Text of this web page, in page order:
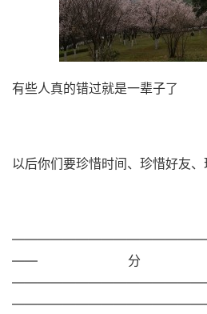
有些人真的错过就是一辈子了
以后你们要珍惜时间、珍惜好友
——分